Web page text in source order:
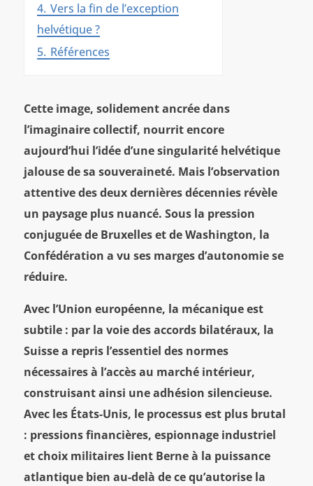
4. Vers la fin de l’exception
helvétique ?
5. Références
Cette image, solidement ancrée dans
l’imaginaire collectif, nourrit encore
aujourd’hui l’idée d’une singularité helvétique
jalouse de sa souveraineté. Mais l’observation
attentive des deux dernières décennies révèle
un paysage plus nuancé. Sous la pression
conjuguée de Bruxelles et de Washington, la
Confédération a vu ses marges d’autonomie se
réduire.
Avec l’Union européenne, la mécanique est
subtile : par la voie des accords bilatéraux, la
Suisse a repris l’essentiel des normes
nécessaires à l’accès au marché intérieur,
construisant ainsi une adhésion silencieuse.
Avec les États-Unis, le processus est plus brutal
: pressions financières, espionnage industriel
et choix militaires lient Berne à la puissance
atlantique bien au-delà de ce qu’autorise la